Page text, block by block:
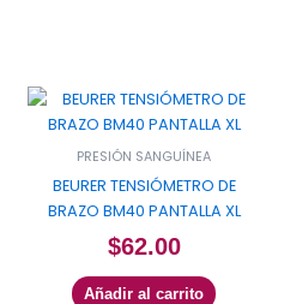
PRESIÓN SANGUÍNEA
BEURER TENSIÓMETRO DE
BRAZO BM40 PANTALLA XL
$62.00
Añadir al carrito